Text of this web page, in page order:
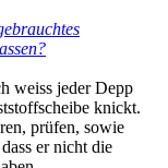
weiss jeder Depp
knickt.
prüfen, sowie
er nicht die